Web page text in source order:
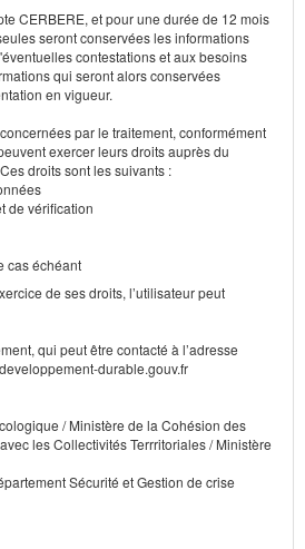
CERBERE, et pour une durée de 12 mois
seront conservées les informations
contestations et aux besoins
qui seront alors conservées
en vigueur.
par le traitement, conformément
exercer leurs droits auprès du
droits sont les suivants :
de vérification
cas échéant
de ses droits, l’utilisateur peut
qui peut être contacté à l’adresse
developpement-durable.gouv.fr
/ Ministère de la Cohésion des
les Collectivités Terrritoriales / Ministère
Sécurité et Gestion de crise